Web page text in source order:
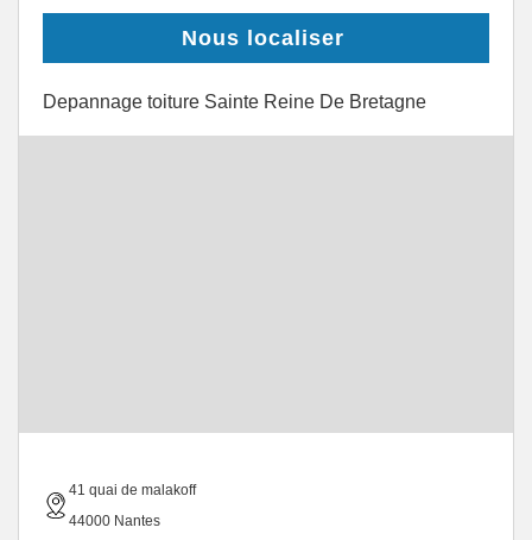
Nous localiser
Depannage toiture Sainte Reine De Bretagne
41 quai de malakoff
44000 Nantes